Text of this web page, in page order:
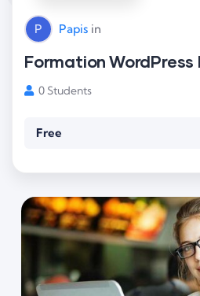
P Papis in
Formation WordPress
0 Students
Free